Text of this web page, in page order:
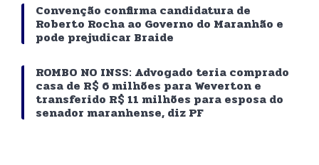
Convenção confirma candidatura de
Roberto Rocha ao Governo do Maranhão e
pode prejudicar Braide
ROMBO NO INSS: Advogado teria comprado
casa de R$ 6 milhões para Weverton e
transferido R$ 11 milhões para esposa do
senador maranhense, diz PF